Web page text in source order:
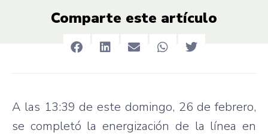
Comparte este artículo
A las 13:39 de este domingo, 26 de febrero,
se completó la energización de la línea en